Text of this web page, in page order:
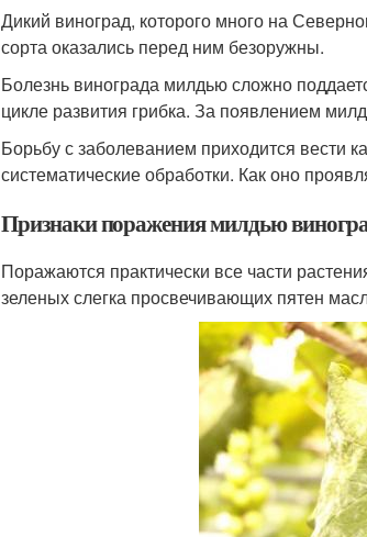
Дикий виноград, которого много на
сорта оказались перед ним безоружны.
Болезнь винограда милдью сложно
цикле развития грибка. За появлением
Борьбу с заболеванием приходится вести
систематические обработки. Как оно
Признаки поражения милдью
Поражаются практически все части
зеленых слегка просвечивающих пятен